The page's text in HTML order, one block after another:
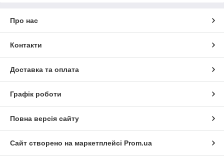
Про нас
Контакти
Доставка та оплата
Графік роботи
Повна версія сайту
Сайт створено на маркетплейсі Prom.ua